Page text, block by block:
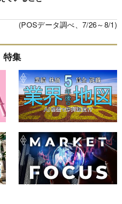
(POSデータ調べ、7/26～8/1)
特集